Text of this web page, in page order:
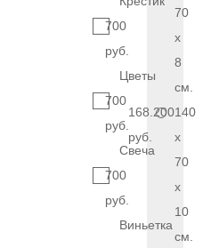
700
руб.
Цветы
700
руб.
Свеча
700
руб.
Виньетка
70
x
8
см.
168.200
руб.
140
x
70
x
10
см.